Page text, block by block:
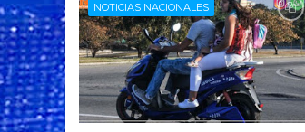
NOTICIAS NACIONALES